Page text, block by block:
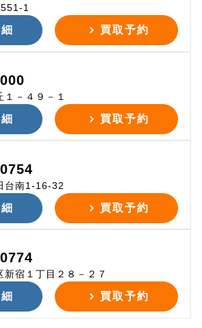
1
買取予約
－４９－１
買取予約
台南1-16-32
買取予約
宿１丁目２８－２７
買取予約